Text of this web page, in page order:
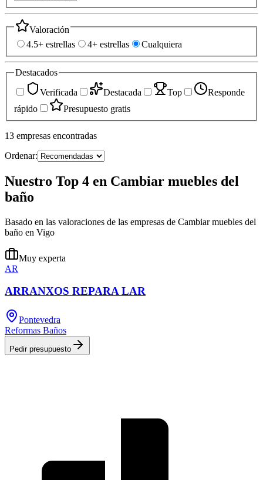
Valoración
4.5+ estrellas
4+ estrellas Cualquiera
Destacados
Verificada
Destacada Top
Responde
rápido
Presupuesto gratis
13 empresas encontradas
Ordenar:
Nuestro Top 4 en Cambiar muebles del
baño
Basado en las valoraciones de las empresas de Cambiar muebles del
baño en Vigo
Muy experta
AR
ARRANXOS REPARA LAR
Pontevedra
Reformas Baños
Pedir presupuesto